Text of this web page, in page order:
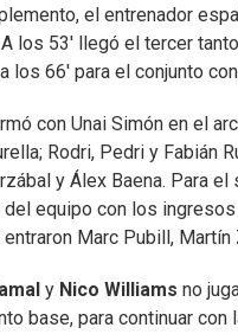
el entrenador
los 53' llegó el tercer
los 66' para el conjunto
con Unai Simón en el
Rodri, Pedri y Fabián
y Álex Baena. Para
equipo con los ingresos
Marc Pubill,
y Nico Williams no
base, para continuar